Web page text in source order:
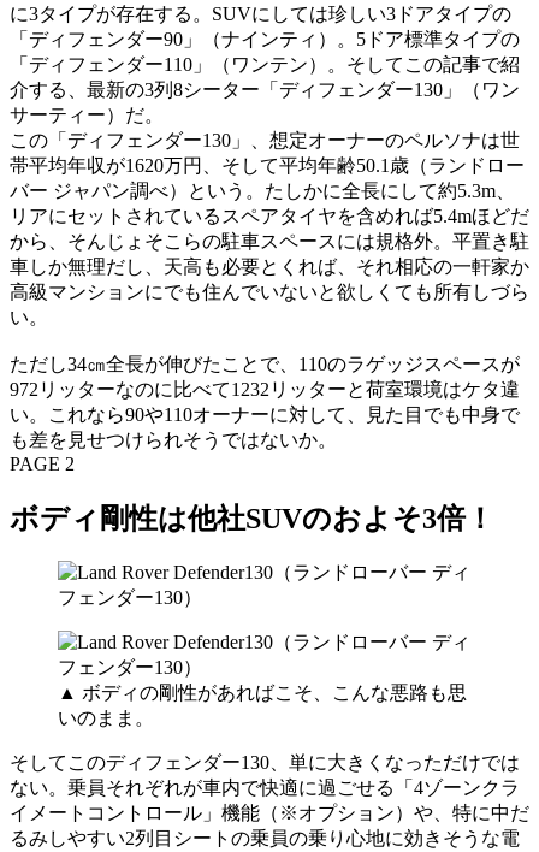
に3タイプが存在する。SUVにしては珍しい3ドアタイプの
「ディフェンダー90」（ナインティ）。5ドア標準タイプの
「ディフェンダー110」（ワンテン）。そしてこの記事で紹
介する、最新の3列8シーター「ディフェンダー130」（ワン
サーティー）だ。
この「ディフェンダー130」、想定オーナーのペルソナは世
帯平均年収が1620万円、そして平均年齢50.1歳（ランドロー
バー ジャパン調べ）という。たしかに全長にして約5.3m、
リアにセットされているスペアタイヤを含めれば5.4mほどだ
から、そんじょそこらの駐車スペースには規格外。平置き駐
車しか無理だし、天高も必要とくれば、それ相応の一軒家か
高級マンションにでも住んでいないと欲しくても所有しづら
い。
ただし34㎝全長が伸びたことで、110のラゲッジスペースが
972リッターなのに比べて1232リッターと荷室環境はケタ違
い。これなら90や110オーナーに対して、見た目でも中身で
も差を見せつけられそうではないか。
PAGE 2
ボディ剛性は他社SUVのおよそ3倍！
▲ ボディの剛性があればこそ、こんな悪路も思
いのまま。
そしてこのディフェンダー130、単に大きくなっただけでは
ない。乗員それぞれが車内で快適に過ごせる「4ゾーンクラ
イメートコントロール」機能（※オプション）や、特に中だ
るみしやすい2列目シートの乗員の乗り心地に効きそうな電